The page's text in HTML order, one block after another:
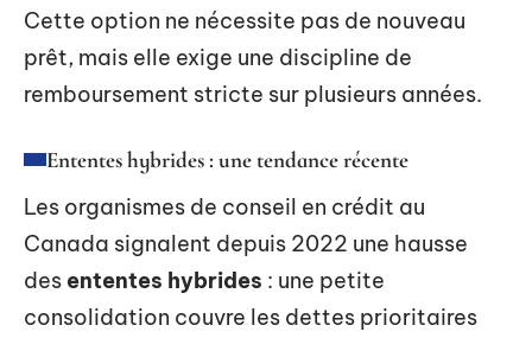
Cette option ne nécessite pas de nouveau
prêt, mais elle exige une discipline de
remboursement stricte sur plusieurs années.
Ententes hybrides : une tendance récente
Les organismes de conseil en crédit au
Canada signalent depuis 2022 une hausse
des ententes hybrides : une petite
consolidation couvre les dettes prioritaires